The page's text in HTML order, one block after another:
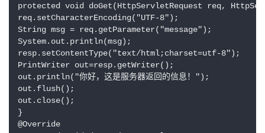
protected void doGet(HttpServletRequest req,
req.setCharacterEncoding("UTF-8");
String msg = req.getParameter("message");
System.out.println(msg);
resp.setContentType("text/html;charset=utf-8");
PrintWriter out=resp.getWriter();
out.println("你好，这是服务器返回的信息！");
out.flush();
out.close();
}
@Override